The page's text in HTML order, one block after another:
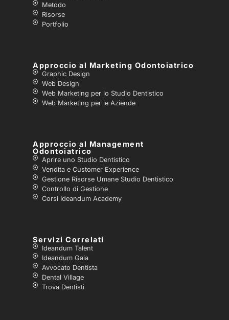
Metodo
Risorse
Portfolio
Approccio al Marketing Odontoiatrico
Graphic Design
Web Design
Web Marketing per lo Studio Dentistico
Web Marketing per le Aziende
Approccio al Management
Odontoiatrico
Aprire uno Studio Dentistico
Vendita e Customer Experience
Gestione Risorse Umane Studio Dentistico
Controllo di Gestione
Corsi Ideandum Academy
Servizi Correlati
Ideandum Talent
Ideandum Gaia
Avvocato Dentista
Dental Village
Trova Dentisti